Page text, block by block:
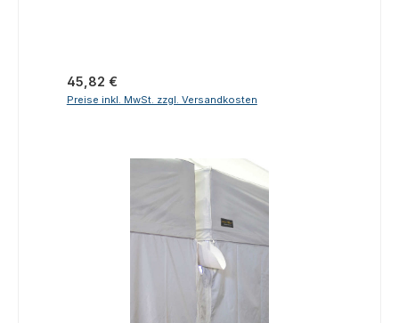
Regulärer Preis:
45,82 €
Preise inkl. MwSt. zzgl. Versandkosten